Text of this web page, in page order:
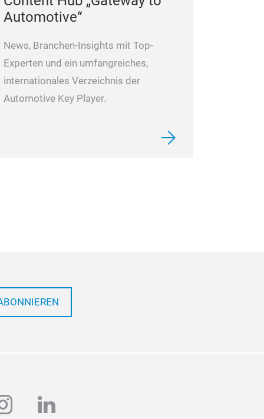
Automotive“
News, Branchen-Insights mit Top-
Experten und ein umfangreiches,
internationales Verzeichnis der
Automotive Key Player.
linkedin